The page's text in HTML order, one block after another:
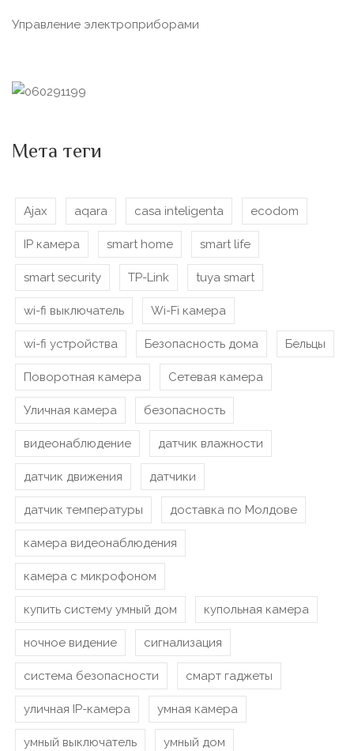
Управление электроприборами
Мета теги
Ajax aqara casa inteligenta ecodom
IP камера smart home smart life
smart security TP-Link tuya smart
wi-fi выключатель Wi-Fi камера
wi-fi устройства Безопасность дома Бельцы
Поворотная камера Сетевая камера
Уличная камера безопасность
видеонаблюдение датчик влажности
датчик движения датчики
датчик температуры доставка по Молдове
камера видеонаблюдения
камера с микрофоном
купить систему умный дом купольная камера
ночное видение сигнализация
система безопасности смарт гаджеты
уличная IP-камера умная камера
умный выключатель умный дом